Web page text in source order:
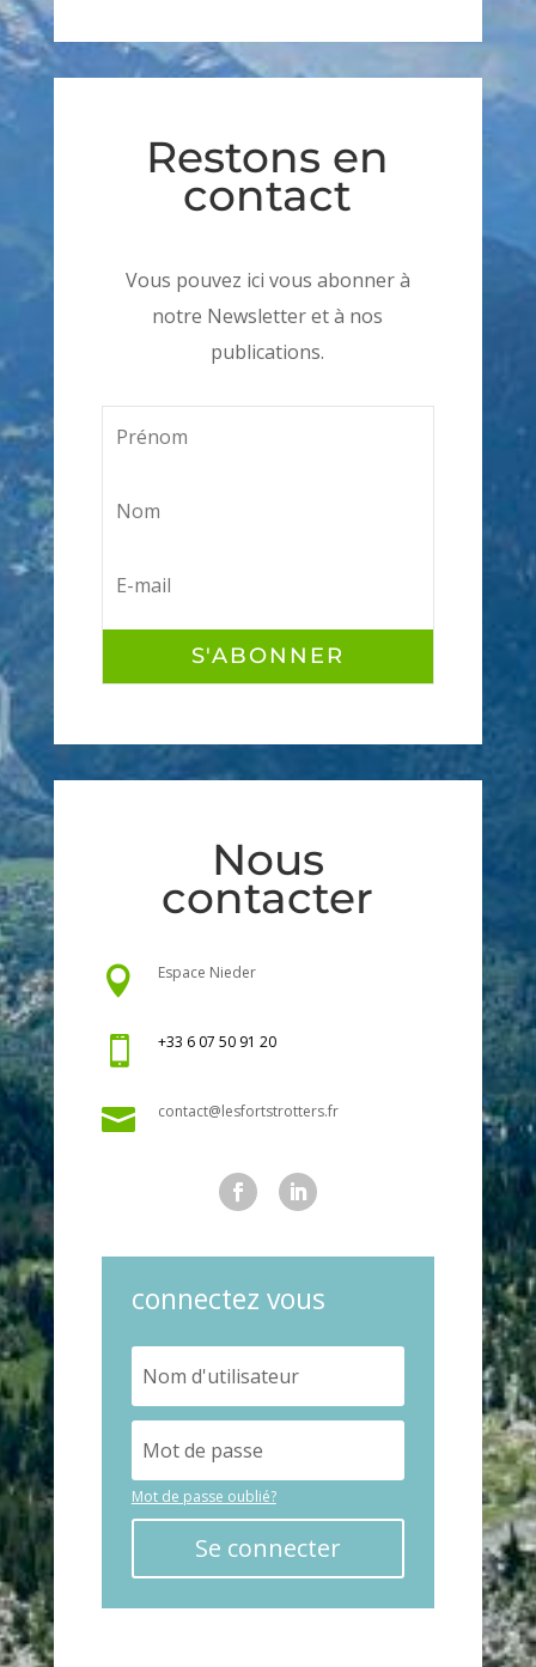
Restons en
contact
Vous pouvez ici vous abonner à
notre Newsletter et à nos
publications.
S'ABONNER
Nous
contacter
 Espace Nieder
 +33 6 07 50 91 20
 contact@lesfortstrotters.fr
connectez vous
Mot de passe oublié?
Se connecter